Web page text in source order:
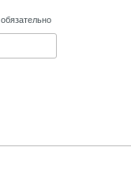
обязательно